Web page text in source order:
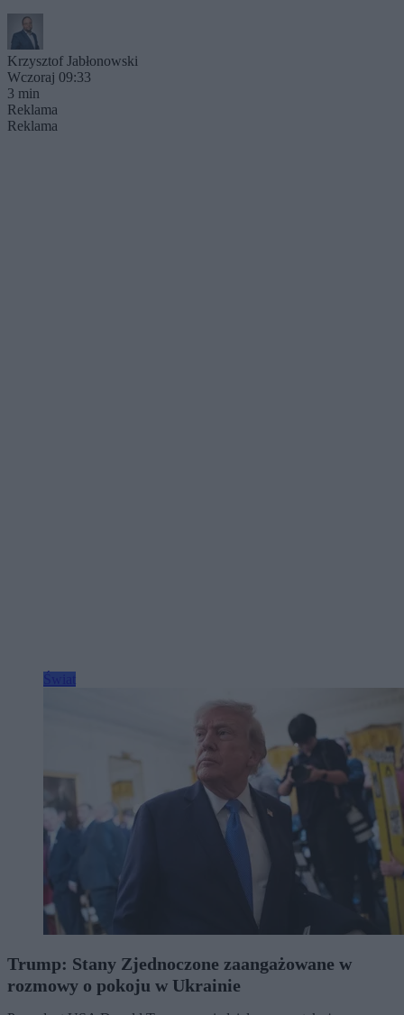
Krzysztof Jabłonowski
Wczoraj 09:33
3 min
Reklama
Reklama
Trump: Stany Zjednoczone zaangażowane w
rozmowy o pokoju w Ukrainie